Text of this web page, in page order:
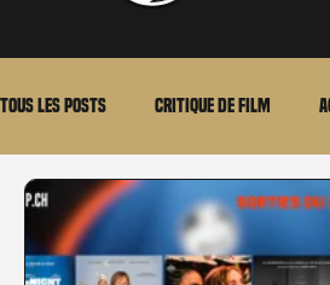
Tous les posts Critique de film
Laurent Scherlen Memento